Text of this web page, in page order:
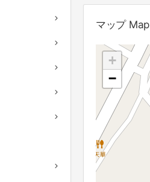
マップ Map
+
−